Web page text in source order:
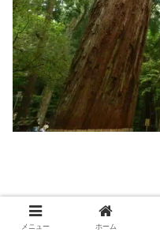
メニュー ホーム